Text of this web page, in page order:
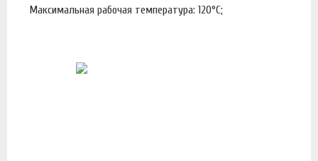
Максимальная рабочая температура: 120°С;